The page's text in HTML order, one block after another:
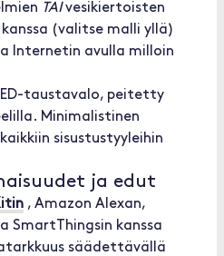
TAIvesikiertoisten
(valitse malli yllä)
Internetin avulla milloin
taustavalo, peitetty
Minimalistinen
sisustustyyleihin
ja edut
, Amazon Alexan,
SmartThingsin kanssa
säädettävällä